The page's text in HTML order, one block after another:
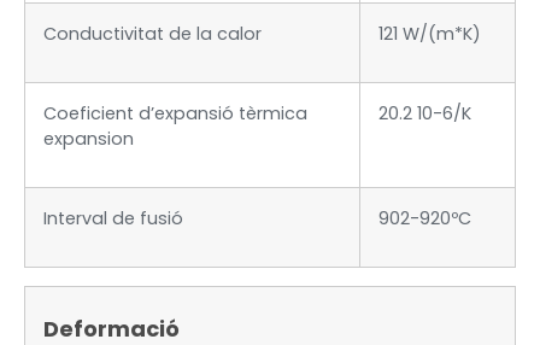
Conductivitat de la calor 121 W/(m*K)
Coeficient d’expansió tèrmica
expansion
20.2 10-6/K
Interval de fusió 902-920ºC
Deformació